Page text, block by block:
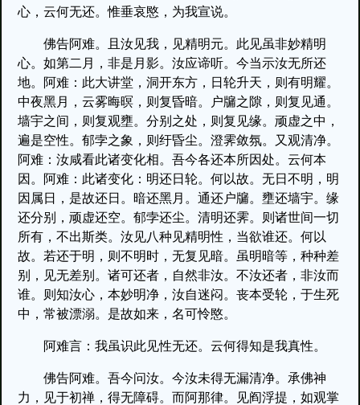
心，云何无还。惟垂哀愍，为我宣说。
佛告阿难。且汝见我，见精明元。此见虽非妙精明
心。如第二月，非是月影。汝应谛听。今当示汝无所还
地。阿难：此大讲堂，洞开东方，日轮升天，则有明耀。
中夜黑月，云雾晦暝，则复昏暗。户牖之隙，则复见通。
墙宇之间，则复观壅。分别之处，则复见缘。顽虚之中，
遍是空性。郁孛之象，则纡昏尘。澄霁敛氛。又观清净。
阿难：汝咸看此诸变化相。吾今各还本所因处。云何本
因。阿难：此诸变化：明还日轮。何以故。无日不明，明
因属日，是故还日。暗还黑月。通还户牖。壅还墙宇。缘
还分别，顽虚还空。郁孛还尘。清明还霁。则诸世间一切
所有，不出斯类。汝见八种见精明性，当欲谁还。何以
故。若还于明，则不明时，无复见暗。虽明暗等，种种差
别，见无差别。诸可还者，自然非汝。不汝还者，非汝而
谁。则知汝心，本妙明净，汝自迷闷。丧本受轮，于生死
中，常被漂溺。是故如来，名可怜愍。
阿难言：我虽识此见性无还。云何得知是我真性。
佛告阿难。吾今问汝。今汝未得无漏清净。承佛神
力，见于初禅，得无障碍。而阿那律。见阎浮提，如观掌